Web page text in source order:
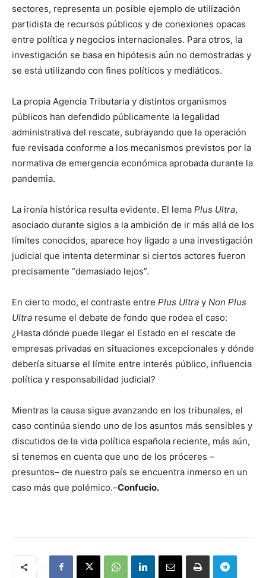
sectores, representa un posible ejemplo de utilización
partidista de recursos públicos y de conexiones opacas
entre política y negocios internacionales. Para otros, la
investigación se basa en hipótesis aún no demostradas y
se está utilizando con fines políticos y mediáticos.
La propia Agencia Tributaria y distintos organismos
públicos han defendido públicamente la legalidad
administrativa del rescate, subrayando que la operación
fue revisada conforme a los mecanismos previstos por la
normativa de emergencia económica aprobada durante la
pandemia.
La ironía histórica resulta evidente. El lema Plus Ultra,
asociado durante siglos a la ambición de ir más allá de los
límites conocidos, aparece hoy ligado a una investigación
judicial que intenta determinar si ciertos actores fueron
precisamente “demasiado lejos”.
En cierto modo, el contraste entre Plus Ultra y Non Plus
Ultra resume el debate de fondo que rodea el caso:
¿Hasta dónde puede llegar el Estado en el rescate de
empresas privadas en situaciones excepcionales y dónde
debería situarse el límite entre interés público, influencia
política y responsabilidad judicial?
Mientras la causa sigue avanzando en los tribunales, el
caso continúa siendo uno de los asuntos más sensibles y
discutidos de la vida política española reciente, más aún,
si tenemos en cuenta que uno de los próceres –
presuntos– de nuestro país se encuentra inmerso en un
caso más que polémico.–Confucio.